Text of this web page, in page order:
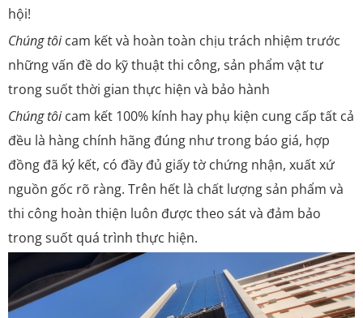
hội!
Chúng tôicam kết và hoàn toàn chịu trách nhiệm trước
những vấn đề do kỹ thuật thi công, sản phẩm vật tư
trong suốt thời gian thực hiện và bảo hành
Chúng tôicam kết 100% kính hay phụ kiện cung cấp tất cả
đều là hàng chính hãng đúng như trong báo giá, hợp
đồng đã ký kết, có đầy đủ giấy tờ chứng nhận, xuất xứ
nguồn gốc rõ ràng. Trên hết là chất lượng sản phẩm và
thi công hoàn thiện luôn được theo sát và đảm bảo
trong suốt quá trình thực hiện.